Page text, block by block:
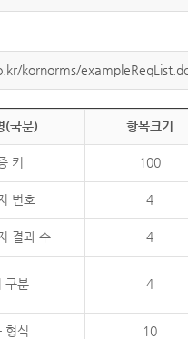
kornorms/
(국문) 항목크기
키 100
번호 4
결과 수 4
구분 4
형식 10